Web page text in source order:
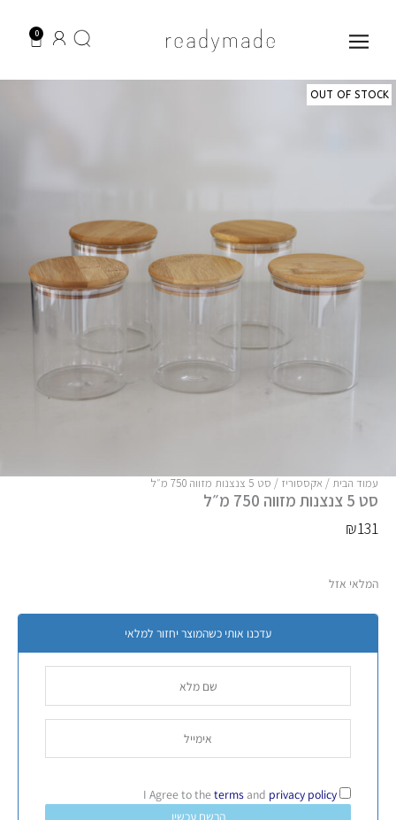
0
עגלת
קניות
OUT OF STOCK
עמוד הבית / אקססוריז / סט 5 צנצנות מזווה 750 מ״ל
סט 5 צנצנות מזווה 750 מ״ל
₪131
המלאי אזל
עדכנו אותי כשהמוצר יחזור למלאי
termsand privacy policy